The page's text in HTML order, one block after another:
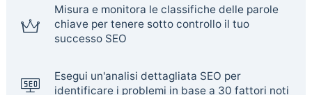
Misura e monitora le classifiche delle parole
chiave per tenere sotto controllo il tuo
successo SEO
Esegui un'analisi dettagliata SEO per
identificare i problemi in base a 30 fattori noti